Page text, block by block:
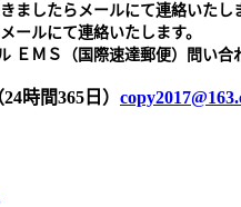
ましたらメールにて連絡いたし
ールにて連絡いたします。
ＥＭＳ（国際速達郵便）問い合
時間365日）